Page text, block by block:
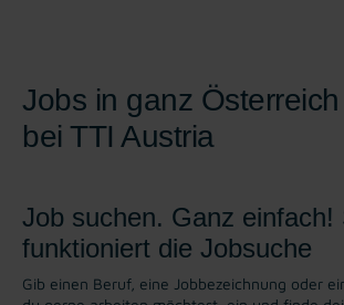
Jobs in ganz
bei TTI Austria
Job suchen. Ganz einfach!
funktioniert die Jobsuche
Gib einen Beruf, eine Jobbezeichnung oder